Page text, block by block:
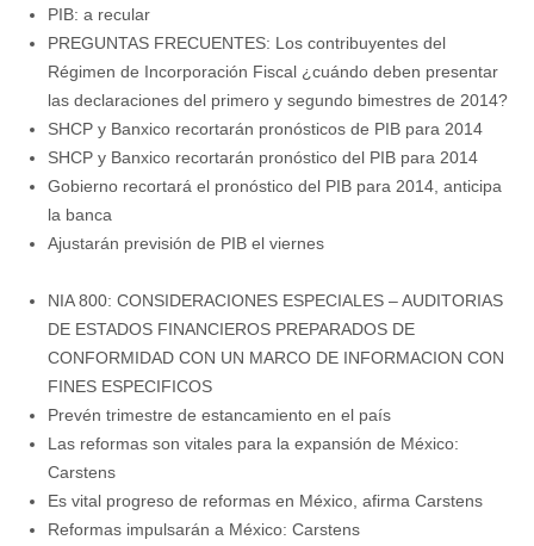
PIB: a recular
PREGUNTAS FRECUENTES: Los contribuyentes del
Régimen de Incorporación Fiscal ¿cuándo deben presentar
las declaraciones del primero y segundo bimestres de 2014?
SHCP y Banxico recortarán pronósticos de PIB para 2014
SHCP y Banxico recortarán pronóstico del PIB para 2014
Gobierno recortará el pronóstico del PIB para 2014, anticipa
la banca
Ajustarán previsión de PIB el viernes
NIA 800: CONSIDERACIONES ESPECIALES – AUDITORIAS
DE ESTADOS FINANCIEROS PREPARADOS DE
CONFORMIDAD CON UN MARCO DE INFORMACION CON
FINES ESPECIFICOS
Prevén trimestre de estancamiento en el país
Las reformas son vitales para la expansión de México:
Carstens
Es vital progreso de reformas en México, afirma Carstens
Reformas impulsarán a México: Carstens